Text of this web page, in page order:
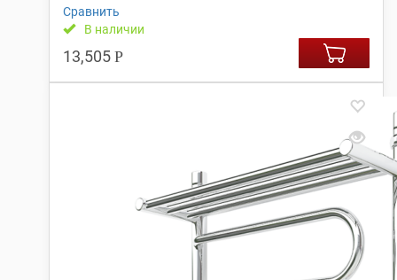
Сравнить
В наличии
13,505 Р